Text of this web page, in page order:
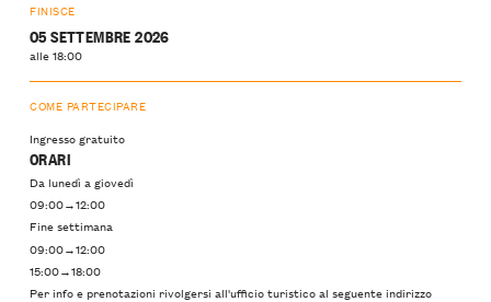
FINISCE
05 SETTEMBRE 2026
alle 18:00
COME PARTECIPARE
Ingresso gratuito
ORARI
Da lunedì a giovedì
09:00→12:00
Fine settimana
09:00→12:00
15:00→18:00
Per info e prenotazioni rivolgersi all'ufficio turistico al seguente indirizzo